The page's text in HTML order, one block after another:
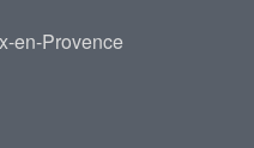
en-Provence